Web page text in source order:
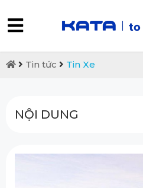
Tin tức Tin Xe
NỘI DUNG